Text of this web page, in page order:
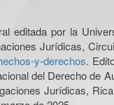
editada por la
Jurídicas,
y-derechos.
del Derecho de
Jurídicas,